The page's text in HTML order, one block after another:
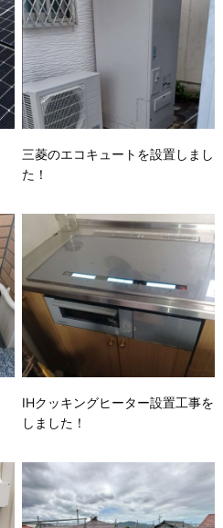
三菱のエコキュートを設置しまし
た！
IHクッキングヒーター設置工事を
しました！